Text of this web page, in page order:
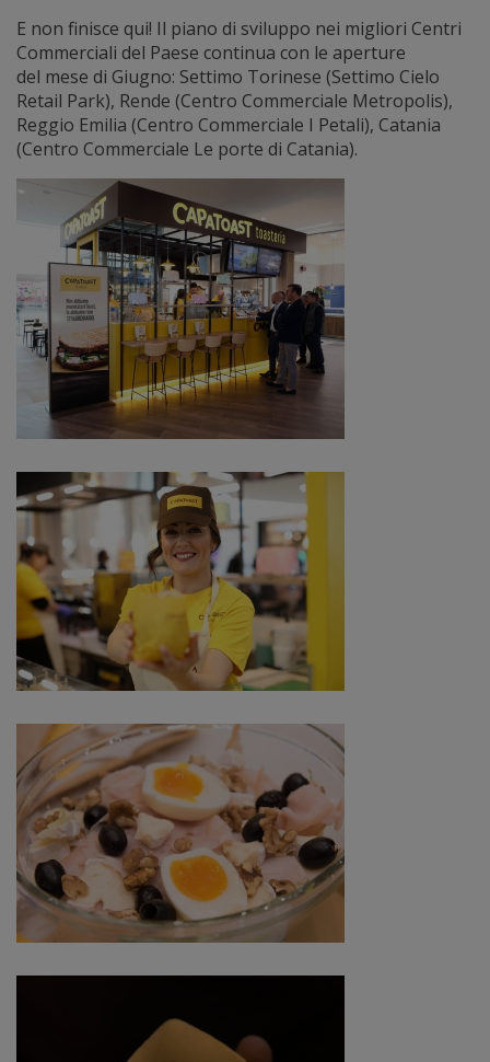
E non finisce qui! Il piano di sviluppo nei migliori Centri
Commerciali del Paese continua con le aperture
del mese di Giugno: Settimo Torinese (Settimo Cielo
Retail Park), Rende (Centro Commerciale Metropolis),
Reggio Emilia (Centro Commerciale I Petali), Catania
(Centro Commerciale Le porte di Catania).